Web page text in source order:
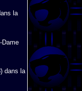
la
Dame
dans la